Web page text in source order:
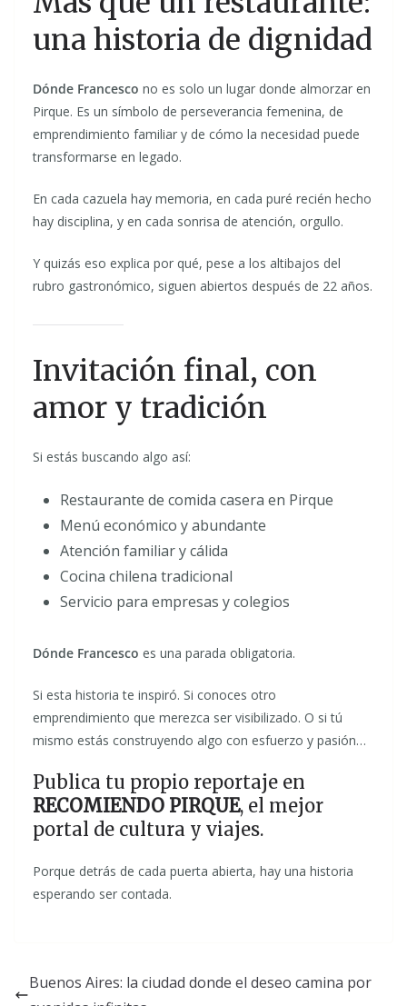
una historia de dignidad
Dónde Francesco no es solo un lugar donde almorzar en
Pirque. Es un símbolo de perseverancia femenina, de
emprendimiento familiar y de cómo la necesidad puede
transformarse en legado.
En cada cazuela hay memoria, en cada puré recién hecho
hay disciplina, y en cada sonrisa de atención, orgullo.
Y quizás eso explica por qué, pese a los altibajos del
rubro gastronómico, siguen abiertos después de 22 años.
Invitación final, con
amor y tradición
Si estás buscando algo así:
Restaurante de comida casera en Pirque
Menú económico y abundante
Atención familiar y cálida
Cocina chilena tradicional
Servicio para empresas y colegios
Dónde Francesco es una parada obligatoria.
Si esta historia te inspiró. Si conoces otro
emprendimiento que merezca ser visibilizado. O si tú
mismo estás construyendo algo con esfuerzo y pasión…
Publica tu propio reportaje en
RECOMIENDO PIRQUE, el mejor
portal de cultura y viajes.
Porque detrás de cada puerta abierta, hay una historia
esperando ser contada.
Buenos Aires: la ciudad donde el deseo camina por